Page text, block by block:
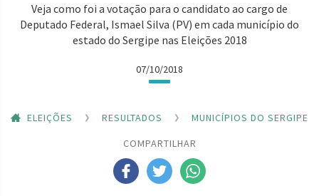
Veja como foi a votação para o candidato ao cargo de
Deputado Federal, Ismael Silva (PV) em cada município do
estado do Sergipe nas Eleições 2018
07/10/2018
ELEIÇÕES RESULTADOS
MUNICÍPIOS DO SERGIPE
COMPARTILHAR